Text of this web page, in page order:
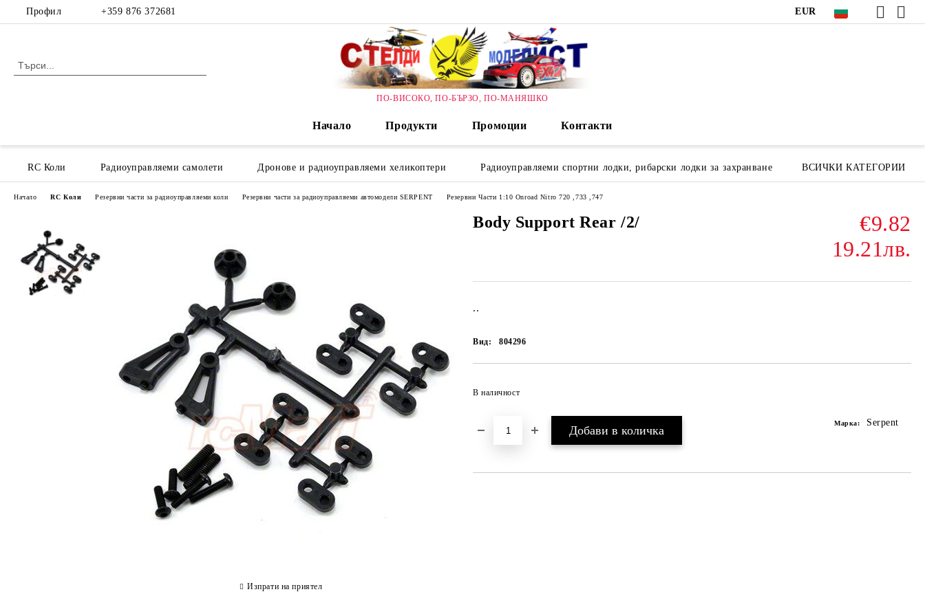
Профил +359 876 372681 EUR
ПО-ВИСОКО, ПО-БЪРЗО, ПО-МАНЯШКО
Начало Продукти Промоции Контакти
RC Коли Радиоуправляеми самолети Дронове и радиоуправляеми хеликоптери Радиоуправляеми спортни лодки, рибарски лодки за захранване ВСИЧКИ КАТЕГОРИИ
Начало RC Коли Резервни части за радиоуправляеми коли Резервни части за радиоуправляеми автомодели SERPENT Резервни Части 1:10 Onroad Nitro 720 ,733 ,747
Body Support Rear /2/
€9.82
19.21лв.
..
Вид: 804296
В наличност
Марка: Serpent
Изпрати на приятел